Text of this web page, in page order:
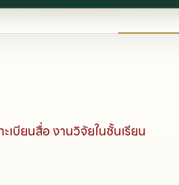
เบียนสื่อ งานวิจัยในชั้นเรียน